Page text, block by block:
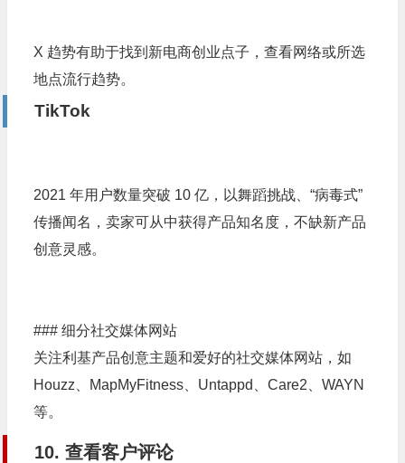
X 趋势有助于找到新电商创业点子，查看网络或所选
地点流行趋势。
TikTok
2021 年用户数量突破 10 亿，以舞蹈挑战、“病毒式”
传播闻名，卖家可从中获得产品知名度，不缺新产品
创意灵感。
### 细分社交媒体网站
关注利基产品创意主题和爱好的社交媒体网站，如
Houzz、MapMyFitness、Untappd、Care2、WAYN
等。
10. 查看客户评论